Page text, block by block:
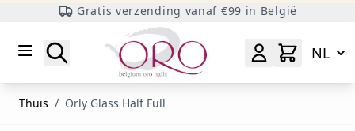
Gratis verzending vanaf €99 in België
Zoeken
NL
Thuis / Orly Glass Half Full